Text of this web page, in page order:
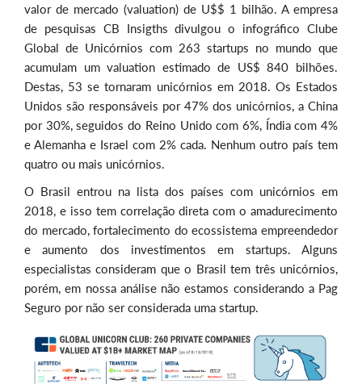
valor de mercado (valuation) de U$$ 1 bilhão. A empresa
de pesquisas CB Insigths divulgou o infográfico Clube
Global de Unicórnios com 263 startups no mundo que
acumulam um valuation estimado de US$ 840 bilhões.
Destas, 53 se tornaram unicórnios em 2018. Os Estados
Unidos são responsáveis por 47% dos unicórnios, a China
por 30%, seguidos do Reino Unido com 6%, Índia com 4%
e Alemanha e Israel com 2% cada. Nenhum outro país tem
quatro ou mais unicórnios.
O Brasil entrou na lista dos países com unicórnios em
2018, e isso tem correlação direta com o amadurecimento
do mercado, fortalecimento do ecossistema empreendedor
e aumento dos investimentos em startups. Alguns
especialistas consideram que o Brasil tem três unicórnios,
porém, em nossa análise não estamos considerando a Pag
Seguro por não ser considerada uma startup.